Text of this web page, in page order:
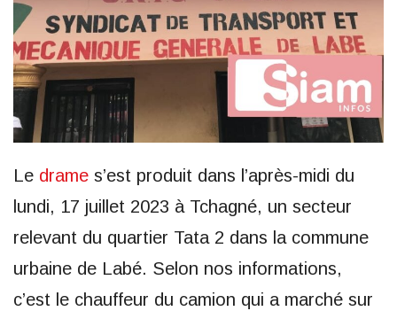
Le drame s’est produit dans l’après-midi du
lundi, 17 juillet 2023 à Tchagné, un secteur
relevant du quartier Tata 2 dans la commune
urbaine de Labé. Selon nos informations,
c’est le chauffeur du camion qui a marché sur